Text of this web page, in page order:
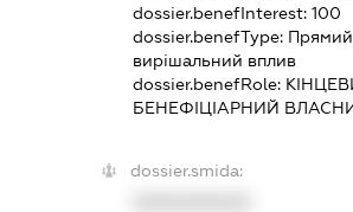
dossier.benefInterest: 100
dossier.benefType: Прямий
вирішальний вплив
dossier.benefRole:
БЕНЕФІЦІАРНИЙ
dossier.smida: